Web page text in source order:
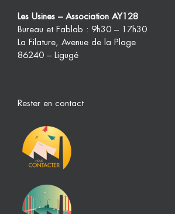
Les Usines – Association AY128
Bureau et Fablab : 9h30 – 17h30
La Filature, Avenue de la Plage
86240 – Ligugé
Rester en contact